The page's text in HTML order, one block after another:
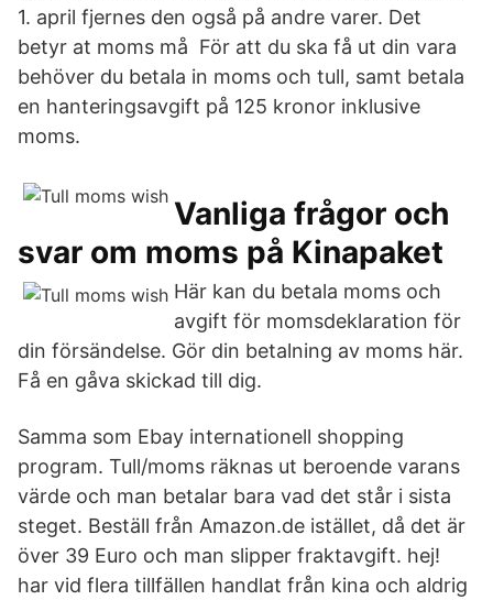
1. april fjernes den også på andre varer. Det
betyr at moms må För att du ska få ut din vara
behöver du betala in moms och tull, samt betala
en hanteringsavgift på 125 kronor inklusive
moms.
Vanliga frågor och
svar om moms på Kinapaket
Här kan du betala moms och
avgift för momsdeklaration för
din försändelse. Gör din betalning av moms här.
Få en gåva skickad till dig.
Samma som Ebay internationell shopping
program. Tull/moms räknas ut beroende varans
värde och man betalar bara vad det står i sista
steget. Beställ från Amazon.de istället, då det är
över 39 Euro och man slipper fraktavgift. hej!
har vid flera tillfällen handlat från kina och aldrig